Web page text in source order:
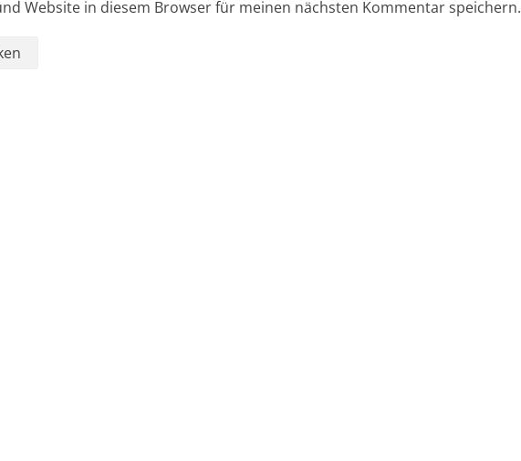
Website in diesem Browser für meinen nächsten Kommentar speichern.